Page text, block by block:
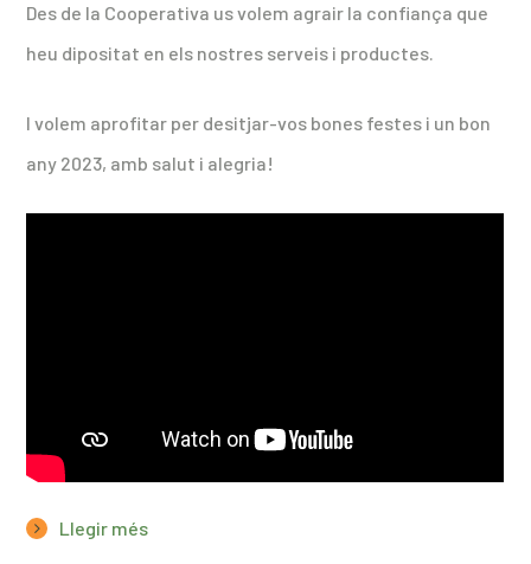
Des de la Cooperativa us volem agrair la confiança que
heu dipositat en els nostres serveis i productes.
I volem aprofitar per desitjar-vos bones festes i un bon
any 2023, amb salut i alegria!
Llegir més